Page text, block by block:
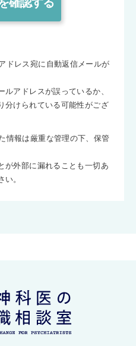
ドレス宛に自動返信メールが
ルアドレスが誤っているか、
分けられている可能性がござ
情報は厳重な管理の下、保管
が外部に漏れることも一切あ
い。